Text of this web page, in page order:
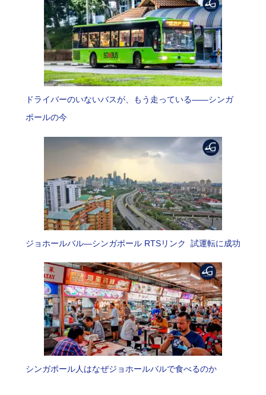
ドライバーのいないバスが、もう走っている――シンガ
ポールの今
ジョホールバル―シンガポール RTSリンク 試運転に成功
シンガポール人はなぜジョホールバルで食べるのか